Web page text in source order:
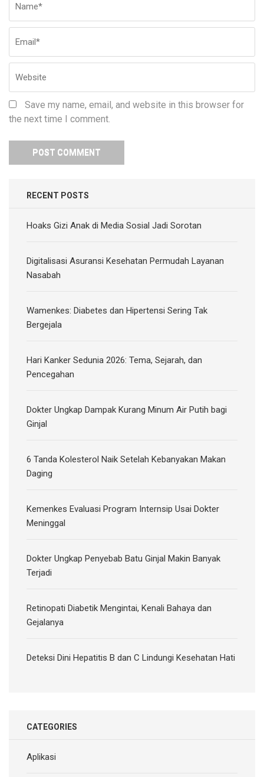
Save my name, email, and website in this browser for
the next time I comment.
RECENT POSTS
Hoaks Gizi Anak di Media Sosial Jadi Sorotan
Digitalisasi Asuransi Kesehatan Permudah Layanan
Nasabah
Wamenkes: Diabetes dan Hipertensi Sering Tak
Bergejala
Hari Kanker Sedunia 2026: Tema, Sejarah, dan
Pencegahan
Dokter Ungkap Dampak Kurang Minum Air Putih bagi
Ginjal
6 Tanda Kolesterol Naik Setelah Kebanyakan Makan
Daging
Kemenkes Evaluasi Program Internsip Usai Dokter
Meninggal
Dokter Ungkap Penyebab Batu Ginjal Makin Banyak
Terjadi
Retinopati Diabetik Mengintai, Kenali Bahaya dan
Gejalanya
Deteksi Dini Hepatitis B dan C Lindungi Kesehatan Hati
CATEGORIES
Aplikasi